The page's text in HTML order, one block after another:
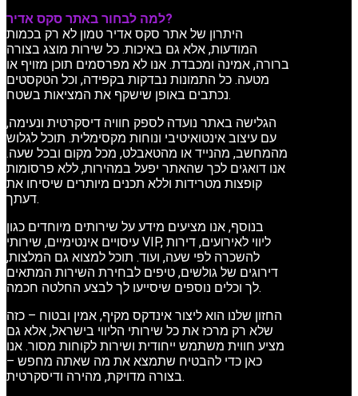
למה לבחור באתר סקס אדיר?
היתרון של אתר סקס אדיר טמון לא רק בכמות
המודעות, אלא גם באיכות. כל שירות מוצג בצורה
ברורה, אמינה ומכבדת. אנו לא מפרסמים תוכן מזויף או
מטעה. כל התמונות נבדקות בקפידה, וכל הטקסטים
נכתבים באופן שישקף את המציאות בשטח.
הגלישה באתר נועדה לספק חוויה דיסקרטית ונעימה,
עם עיצוב אינטואיטיבי ונוחות מקסימלית. תוכל לגלוש
מהמחשב, מהנייד או מהטאבלט, מכל מקום ובכל שעה.
אנו דואגים לכך שהאתר יפעל במהירות, ללא פרסומות
קופצות מטרידות וללא תכנים מיותרים שיסיחו את
דעתך.
בנוסף, אנו מציעים מידע על שירותים מיוחדים כגון
עיסויים אינטימיים, שירותי VIP, ליווי לאירועים, דירות
להשכרה לפי שעה, ועוד. תוכל למצוא גם המלצות,
דירוגים של גולשים, טיפים לבחירת השירות המתאים
לך וכלים נוספים שיסייעו לך לבצע החלטה חכמה.
החזון שלנו הוא ליצור אינדקס מקיף, אמין ובטוח – כזה
שלא רק מרכז את כל שירותי הליווי בישראל, אלא גם
מציע חווית משתמש ייחודית ושירות לקוחות מסור. אנו
כאן כדי להבטיח שתמצא את מה שאתה מחפש –
בצורה מדויקת, מהירה ודיסקרטית.